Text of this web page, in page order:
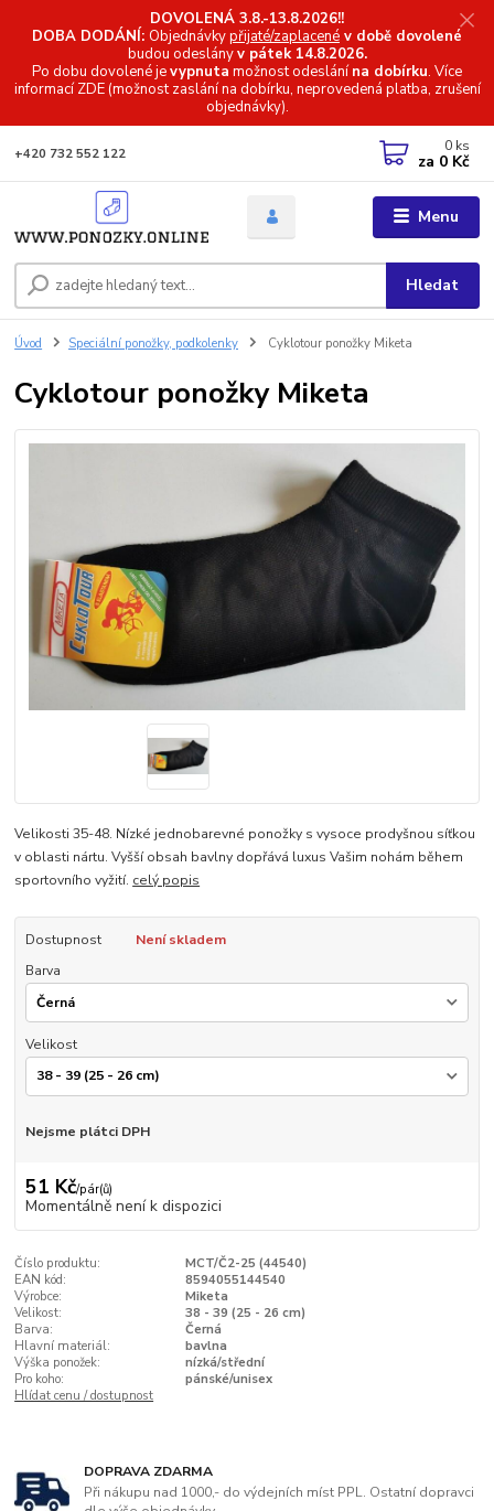
DOVOLENÁ 3.8.-13.8.2026!!
DOBA DODÁNÍ: Objednávkypřijaté/zaplacené v době dovolené
budou odeslányv pátek 14.8.2026.
Po dobu dovolené jevypnuta možnost odeslánína dobírku. Více
informacíZDE (možnost zaslání na dobírku, neprovedená platba, zrušení
objednávky).
Menu
Hledat
+420 732 552 122 0 ks
za 0 Kč
Úvod Speciální ponožky, podkolenky Cyklotour ponožky Miketa
Cyklotour ponožky Miketa
Velikosti 35-48. Nízké jednobarevné ponožky s vysoce prodyšnou síťkou
v oblasti nártu. Vyšší obsah bavlny dopřává luxus Vašim nohám během
sportovního vyžití. celý popis
Dostupnost
Není skladem
Barva
Velikost
Nejsme plátci DPH
51 Kč/pár(ů)
Momentálně není k dispozici
Číslo produktu:
MCT/Č2-25 (44540)
EAN kód:
8594055144540
Výrobce:
Miketa
Velikost:
38 - 39 (25 - 26 cm)
Barva:
Černá
Hlavní materiál:
bavlna
Výška ponožek:
nízká/střední
Pro koho:
pánské/unisex
Hlídat cenu / dostupnost
DOPRAVA ZDARMA
Při nákupu nad 1000,- do výdejních míst PPL. Ostatní dopravci